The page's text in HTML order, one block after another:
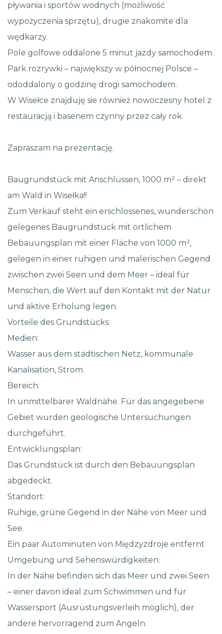
pływania i sportów wodnych (możliwość
wypożyczenia sprzętu), drugie znakomite dla
wędkarzy.
Pole golfowe oddalone 5 minut jazdy samochodem.
Park rozrywki – największy w północnej Polsce –
ododdalony o godzinę drogi samochodem.
W Wisełce znajduję sie również nowoczesny hotel z
restauracją i basenem czynny przez cały rok.
Zapraszam na prezentację.
Baugrundstück mit Anschlüssen, 1000 m² – direkt
am Wald in Wisełka!!
Zum Verkauf steht ein erschlossenes, wunderschön
gelegenes Baugrundstück mit örtlichem
Bebauungsplan mit einer Fläche von 1000 m²,
gelegen in einer ruhigen und malerischen Gegend
zwischen zwei Seen und dem Meer – ideal für
Menschen, die Wert auf den Kontakt mit der Natur
und aktive Erholung legen.
Vorteile des Grundstücks:
Medien:
Wasser aus dem städtischen Netz, kommunale
Kanalisation, Strom.
Bereich:
In unmittelbarer Waldnähe. Für das angegebene
Gebiet wurden geologische Untersuchungen
durchgeführt.
Entwicklungsplan:
Das Grundstück ist durch den Bebauungsplan
abgedeckt.
Standort:
Ruhige, grüne Gegend in der Nähe von Meer und
See.
Ein paar Autominuten von Międzyzdroje entfernt
Umgebung und Sehenswürdigkeiten:
In der Nähe befinden sich das Meer und zwei Seen
– einer davon ideal zum Schwimmen und für
Wassersport (Ausrüstungsverleih möglich), der
andere hervorragend zum Angeln.